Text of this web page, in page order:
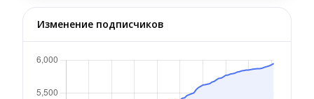
Изменение подписчиков